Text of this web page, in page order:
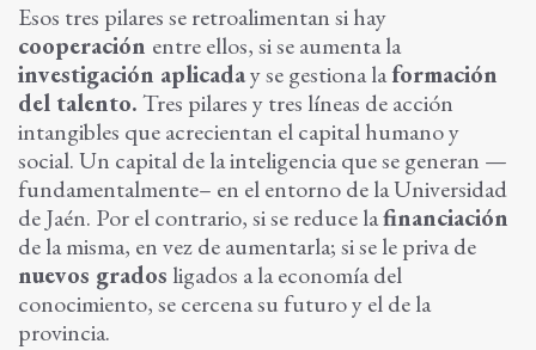
Esos tres pilares se retroalimentan si hay
cooperación entre ellos, si se aumenta la
investigación aplicaday se gestiona laformación
del talento.Tres pilares y tres líneas de acción
intangibles que acrecientan el capital humano y
social. Un capital de la inteligencia que se generan —
fundamentalmente– en el entorno de la Universidad
de Jaén. Por el contrario, si se reduce lafinanciación
de la misma, en vez de aumentarla; si se le priva de
nuevos grados ligados a la economía del
conocimiento, se cercena su futuro y el de la
provincia.